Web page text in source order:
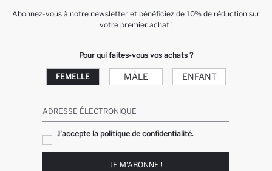
Abonnez-vous à notre newsletter et bénéficiez de 10% de réduction sur
votre premier achat !
Pour qui faites-vous vos achats ?
FEMELLE MÂLE ENFANT
ADRESSE ÉLECTRONIQUE
J'accepte la politique de confidentialité.
JE M'ABONNE !